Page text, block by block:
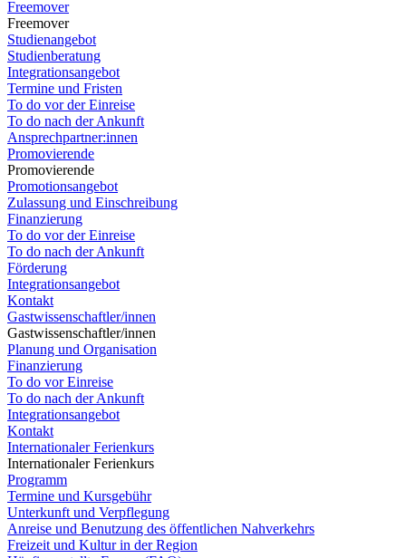
Freemover
Freemover
Studienangebot
Studienberatung
Integrationsangebot
Termine und Fristen
To do vor der Einreise
To do nach der Ankunft
Ansprechpartner:innen
Promovierende
Promovierende
Promotionsangebot
Zulassung und Einschreibung
Finanzierung
To do vor der Einreise
To do nach der Ankunft
Förderung
Integrationsangebot
Kontakt
Gastwissenschaftler/innen
Gastwissenschaftler/innen
Planung und Organisation
Finanzierung
To do vor Einreise
To do nach der Ankunft
Integrationsangebot
Kontakt
Internationaler Ferienkurs
Internationaler Ferienkurs
Programm
Termine und Kursgebühr
Unterkunft und Verpflegung
Anreise und Benutzung des öffentlichen Nahverkehrs
Freizeit und Kultur in der Region